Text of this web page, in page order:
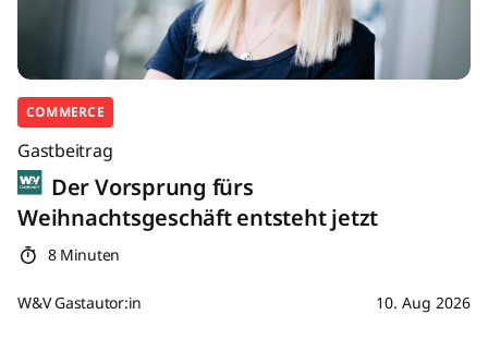
COMMERCE
Gastbeitrag
Der Vorsprung fürs
Weihnachtsgeschäft entsteht jetzt
8 Minuten
W&V Gastautor:in 10. Aug 2026